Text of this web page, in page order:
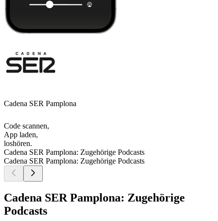
Cadena SER Pamplona
Code scannen,
App laden,
loshören.
Cadena SER Pamplona: Zugehörige Podcasts
Cadena SER Pamplona: Zugehörige Podcasts
Cadena SER Pamplona: Zugehörige
Podcasts